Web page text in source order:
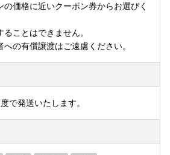
価格に近いクーポン券からお選びく
ることはできません。
への有償譲渡はご遠慮ください。
で発送いたします。